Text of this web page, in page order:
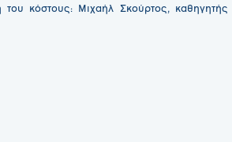
του κόστους: Μιχαήλ Σκούρτος, καθηγητής